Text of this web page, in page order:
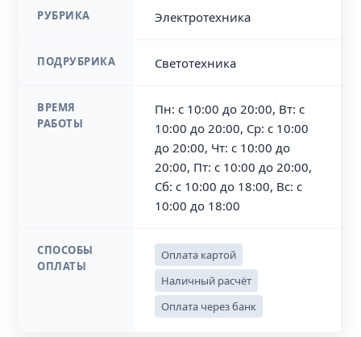
РУБРИКА Электротехника
ПОДРУБРИКА Светотехника
ВРЕМЯ
РАБОТЫ
Пн: с 10:00 до 20:00, Вт: с
10:00 до 20:00, Ср: с 10:00
до 20:00, Чт: с 10:00 до
20:00, Пт: с 10:00 до 20:00,
Сб: с 10:00 до 18:00, Вс: с
10:00 до 18:00
СПОСОБЫ
ОПЛАТЫ
Оплата картой
Наличный расчёт
Оплата через банк